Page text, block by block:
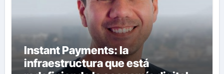
Instant Payments: la
infraestructura que está